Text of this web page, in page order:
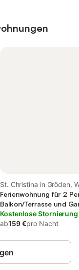
St. Christina in Gröden,
Dolomiten
Ferienwohnung für 2
Balkon/Terrasse und
Kostenlose Stornierung
ab159 €pro Nacht